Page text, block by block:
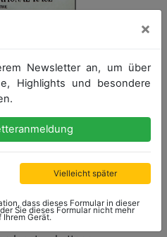
Program of the third
K. Vanderbilt Jr. Cup",
mit Starterliste,
×
Newsletter an, um über
Highlights und besondere
Vielleicht später
dass dieses Formular in dieser
Sie dieses Formular nicht mehr
Ihrem Gerät.